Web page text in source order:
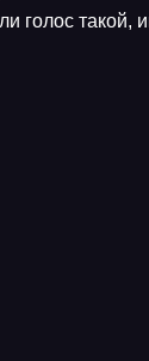
голос